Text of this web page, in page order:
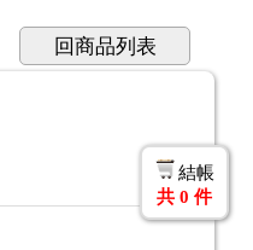
回商品列表
結帳
共 0 件